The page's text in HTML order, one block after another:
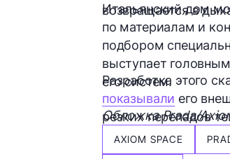
возвращается в
Итальянский дом
по материалам и
подбором
выступает
его систем.
Разработка этого
показывали его
резких перепадов
Обложка Prada/
AXIOM SPACE